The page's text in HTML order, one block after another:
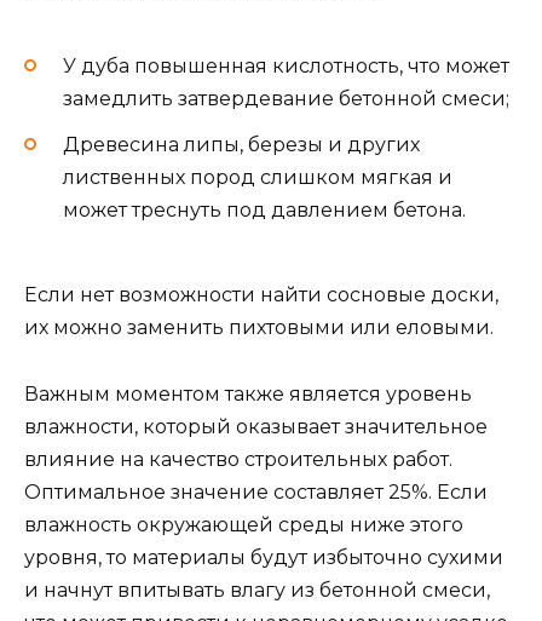
У дуба повышенная кислотность, что может
замедлить затвердевание бетонной смеси;
Древесина липы, березы и других
лиственных пород слишком мягкая и
может треснуть под давлением бетона.
Если нет возможности найти сосновые доски,
их можно заменить пихтовыми или еловыми.
Важным моментом также является уровень
влажности, который оказывает значительное
влияние на качество строительных работ.
Оптимальное значение составляет 25%. Если
влажность окружающей среды ниже этого
уровня, то материалы будут избыточно сухими
и начнут впитывать влагу из бетонной смеси,